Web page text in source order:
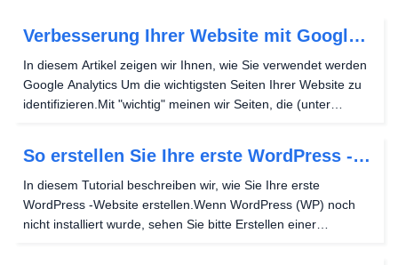
Verbesserung Ihrer Website mit Google
Analytics
In diesem Artikel zeigen wir Ihnen, wie Sie verwendet werden
Google Analytics Um die wichtigsten Seiten Ihrer Website zu
identifizieren.Mit "wichtig" meinen wir Seiten, die (unter
So erstellen Sie Ihre erste WordPress -
Website
In diesem Tutorial beschreiben wir, wie Sie Ihre erste
WordPress -Website erstellen.Wenn WordPress (WP) noch
nicht installiert wurde, sehen Sie bitte Erstellen einer